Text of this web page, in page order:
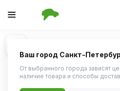
1/3
Шина зимняя R17 215/
Cross 2 95T
Ваш город Санкт-
От выбранного города зависят
наличие товара и способы